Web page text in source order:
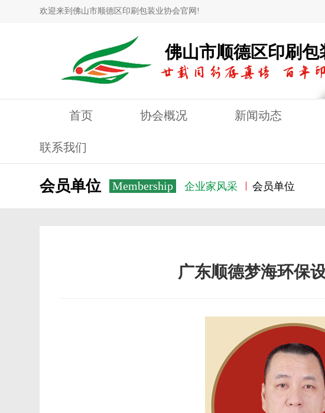
欢迎来到佛山市顺德区印刷包装业协会官网!
佛山市顺德区印刷包
首页 协会概况 新闻动态
联系我们
会员单位 Membership 企业家风采 会员单位
广东顺德梦海环保